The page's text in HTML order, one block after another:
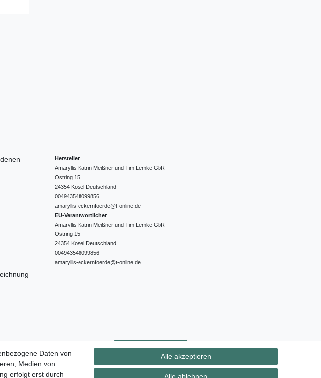
Hersteller
Amaryllis Katrin Meißner und Tim Lemke GbR
Ostring 15
24354 Kosel Deutschland
004943548099856
amaryllis-eckernfoerde@t-online.de
EU-Verantwortlicher
Amaryllis Katrin Meißner und Tim Lemke GbR
Ostring 15
24354 Kosel Deutschland
004943548099856
amaryllis-eckernfoerde@t-online.de
Widerrufs­recht Vertrag widerrufen Kontakt
Daten von
Medien von
erfolgt erst durch
Alle akzeptieren
Alle ablehnen